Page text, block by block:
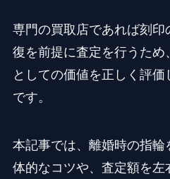
専門の買取店であれば刻印
復を前提に査定を行うため
としての価値を正しく評
です。
本記事では、離婚時の指
体的なコツや、査定額を